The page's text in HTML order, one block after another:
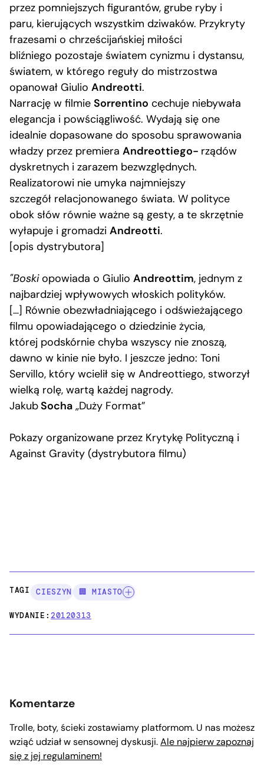
przez pomniejszych figurantów, grube ryby i
paru, kierujących wszystkim dziwaków. Przykryty
frazesami o chrześcijańskiej miłości
bliźniego pozostaje światem cynizmu i dystansu,
światem, w którego reguły do mistrzostwa
opanował Giulio Andreotti.
Narrację w filmie Sorrentino cechuje niebywała
elegancja i powściągliwość. Wydają się one
idealnie dopasowane do sposobu sprawowania
władzy przez premiera Andreottiego- rządów
dyskretnych i zarazem bezwzględnych.
Realizatorowi nie umyka najmniejszy
szczegół relacjonowanego świata. W polityce
obok słów równie ważne są gesty, a te skrzętnie
wyłapuje i gromadzi Andreotti.
[opis dystrybutora]
"Boskiopowiada o Giulio Andreottim, jednym z
najbardziej wpływowych włoskich polityków.
[…] Równie obezwładniającego i odświeżającego
filmu opowiadającego o dziedzinie życia,
której podskórnie chyba wszyscy nie znoszą,
dawno w kinie nie było. I jeszcze jedno: Toni
Servillo, który wcielił się w Andreottiego, stworzył
wielką rolę, wartą każdej nagrody.
JakubSocha „Duży Format”
Pokazy organizowane przez Krytykę Polityczną i
Against Gravity (dystrybutora filmu)
TAGI: CIESZYN 🏢 MIASTO
WYDANIE:20120313
Komentarze
Trolle, boty, ścieki zostawiamy platformom. U nas możesz
wziąć udział w sensownej dyskusji.Ale najpierw zapoznaj
się z jej regulaminem!